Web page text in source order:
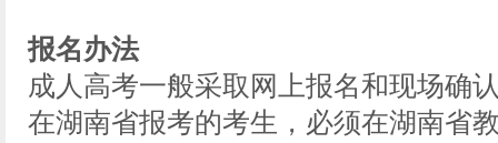
报名办法
成人高考一般采取网上报名和现场确
在湖南省报考的考生，必须在湖南省